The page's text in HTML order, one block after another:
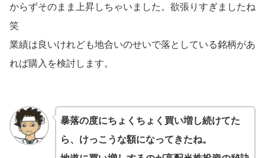
からずそのまま上昇しちゃいました。欲張りすぎましたね
笑
業績は良いけれども地合いのせいで落としている銘柄があ
れば購入を検討します。
暴落の度にちょくちょく買い増し続けてた
ら、けっこうな額になってきたね。